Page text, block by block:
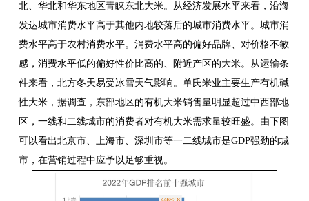
北、华北和华东地区青睐东北大米。从经济发展水平来看，沿海
发达城市消费水平高于其他内地较落后的城市消费水平。城市消
费水平高于农村消费水平。消费水平高的偏好品牌、对价格不敏
感，消费水平低的偏好性价比高的、附近产区的大米。从运输条
件来看，北方冬天易受冰雪天气影响。单氏米业主要生产有机碱
性大米，据调查，东部地区的有机大米销售量明显超过中西部地
区，一线和二线城市的消费者对有机大米需求量较旺盛。由下图
可以看出北京市、上海市、深圳市等一二线城市是GDP强劲的城
市，在营销过程中应予以足够重视。